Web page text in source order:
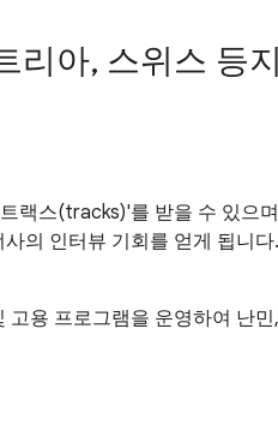
리아, 스위스 등
랙스(tracks)'를 받을 수 있으
의 인터뷰 기회를 얻게 됩니다.
용 프로그램을 운영하여 난